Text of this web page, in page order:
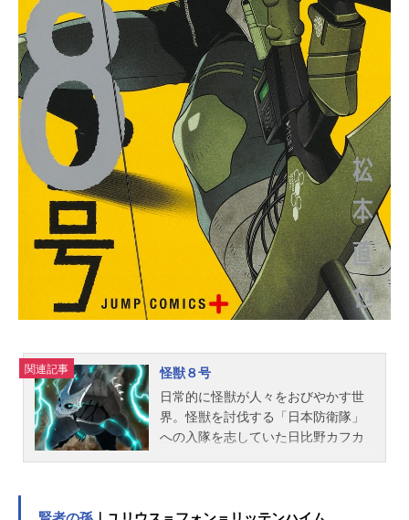
さ」つりビットED：「ロゼッタ・ス
トーン」イケてるハーツ公開開始年
＆季節2018冬アニメ(C)空木かける/c
omico/ミイラの飼い方製作委員会TV
アニメ『ミイラの飼い方』公式サイ
ト『ミイラの飼い方』公式Twitte
r 「ミイラの飼い方」のグッズを探す
動画配信情報【PR】※本ページは動
画配信サービスのプロモーションが
含まれています。※詳細や最新の...
関連記事
怪獣８号
日常的に怪獣が人々をおびやかす世
界。怪獣を討伐する「日本防衛隊」
への入隊を志していた日比野カフカ